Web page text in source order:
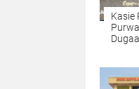
Kasie